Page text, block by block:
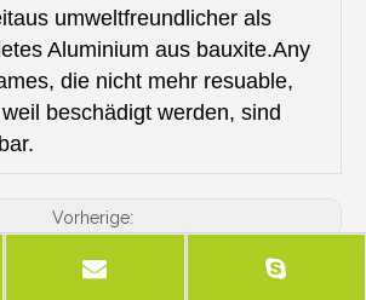
umweltfreundlicher als
Aluminium aus bauxite.Any
die nicht mehr resuable,
beschädigt werden, sind
Vorherige:
Nächste: